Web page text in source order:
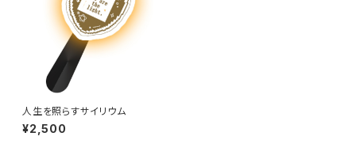
人生を照らすサイリウム
¥2,500